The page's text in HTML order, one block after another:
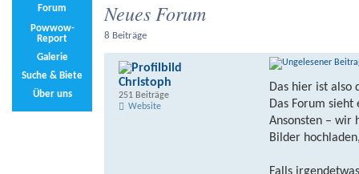
Forum
Powwow-
Report
Galerie
Suche & Biete
Über uns
Neues Forum
8 Beiträge
Das hier ist also
Das Forum sieht
Ansonsten – wir
Bilder
Christoph
251 Beiträge
Website